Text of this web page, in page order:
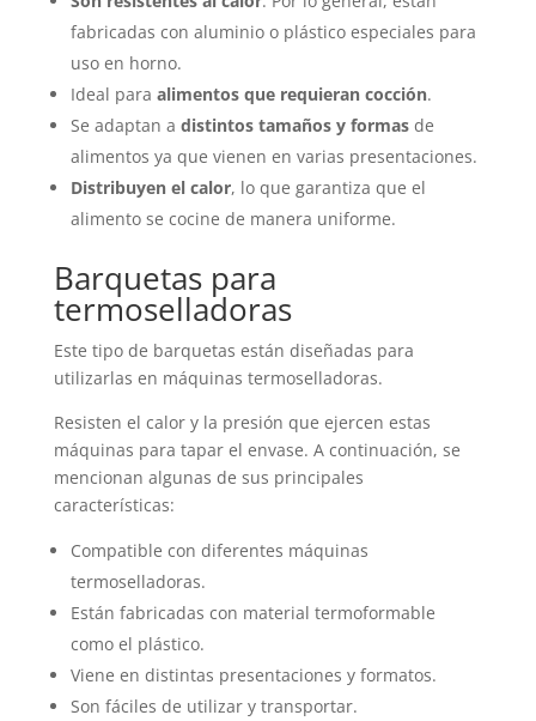
fabricadas con aluminio o plástico especiales para
uso en horno.
Ideal para alimentos que requieran cocción.
Se adaptan a distintos tamaños y formasde
alimentos ya que vienen en varias presentaciones.
Distribuyen el calor, lo que garantiza que el
alimento se cocine de manera uniforme.
Barquetas para
termoselladoras
Este tipo de barquetas están diseñadas para
utilizarlas en máquinas termoselladoras.
Resisten el calor y la presión que ejercen estas
máquinas para tapar el envase. A continuación, se
mencionan algunas de sus principales
características:
Compatible con diferentes máquinas
termoselladoras.
Están fabricadas con material termoformable
como el plástico.
Viene en distintas presentaciones y formatos.
Son fáciles de utilizar y transportar.